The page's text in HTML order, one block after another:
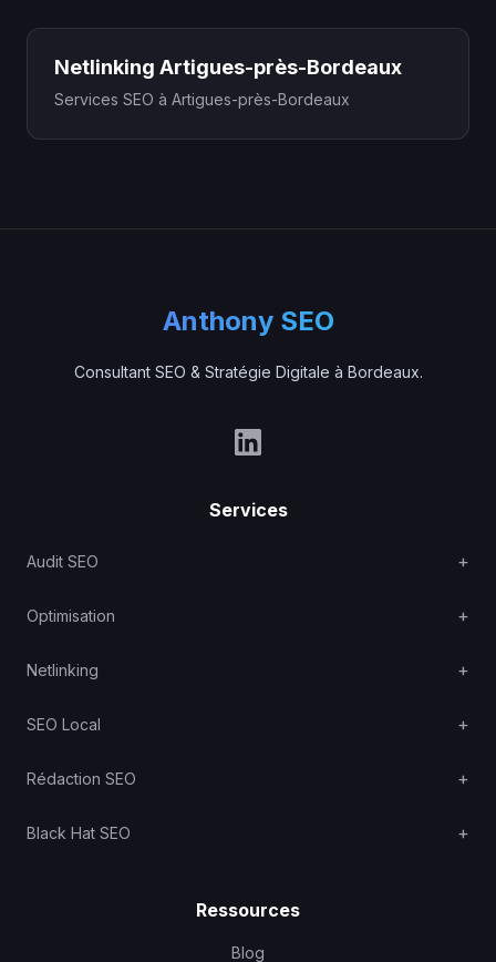
Netlinking Artigues-près-Bordeaux
Services SEO à Artigues-près-Bordeaux
Anthony SEO
Consultant SEO & Stratégie Digitale à Bordeaux.
Services
Audit SEO
Optimisation
Netlinking
SEO Local
Rédaction SEO
Black Hat SEO
Ressources
Blog